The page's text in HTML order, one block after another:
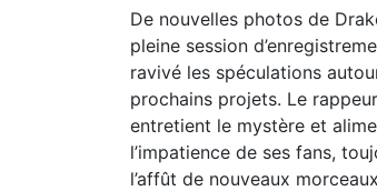
De nouvelles photos de
pleine session
ravivé les spéculations
prochains projets. Le
entretient le mystère et
l’impatience de ses fans,
l’affût de nouveaux